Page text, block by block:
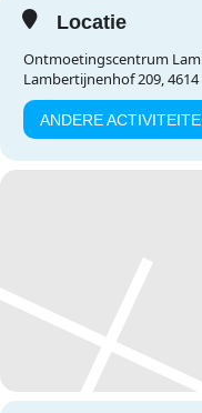
Locatie
Ontmoetingscentrum
Lambertijnenhof 209,
ANDERE